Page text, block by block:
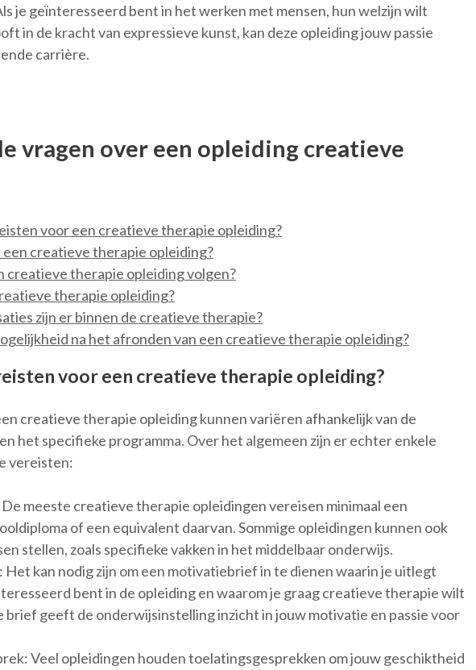
je geïnteresseerd bent in het werken met mensen, hun welzijn wilt
in de kracht van expressieve kunst, kan deze opleiding jouw passie
carrière.
vragen over een opleiding creatieve
voor een creatieve therapie opleiding?
creatieve therapie opleiding?
creatieve therapie opleiding volgen?
therapie opleiding?
zijn er binnen de creatieve therapie?
na het afronden van een creatieve therapie opleiding?
voor een creatieve therapie opleiding?
creatieve therapie opleiding kunnen variëren afhankelijk van de
het specifieke programma. Over het algemeen zijn er echter enkele
vereisten:
meeste creatieve therapie opleidingen vereisen minimaal een
of een equivalent daarvan. Sommige opleidingen kunnen ook
stellen, zoals specifieke vakken in het middelbaar onderwijs.
kan nodig zijn om een motivatiebrief in te dienen waarin je uitlegt
bent in de opleiding en waarom je graag creatieve therapie wilt
brief geeft de onderwijsinstelling inzicht in jouw motivatie en passie voor
Veel opleidingen houden toelatingsgesprekken om jouw geschiktheid